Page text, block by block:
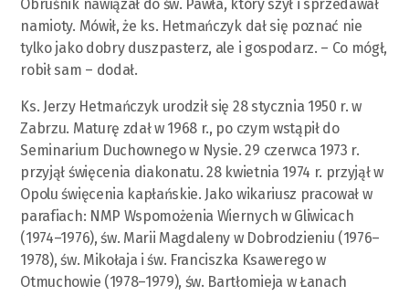
Obruśnik nawiązał do św. Pawła, który szył i sprzedawał
namioty. Mówił, że ks. Hetmańczyk dał się poznać nie
tylko jako dobry duszpasterz, ale i gospodarz. – Co mógł,
robił sam – dodał.
Ks. Jerzy Hetmańczyk urodził się 28 stycznia 1950 r. w
Zabrzu. Maturę zdał w 1968 r., po czym wstąpił do
Seminarium Duchownego w Nysie. 29 czerwca 1973 r.
przyjął święcenia diakonatu. 28 kwietnia 1974 r. przyjął w
Opolu święcenia kapłańskie. Jako wikariusz pracował w
parafiach: NMP Wspomożenia Wiernych w Gliwicach
(1974–1976), św. Marii Magdaleny w Dobrodzieniu (1976–
1978), św. Mikołaja i św. Franciszka Ksawerego w
Otmuchowie (1978–1979), św. Bartłomieja w Łanach